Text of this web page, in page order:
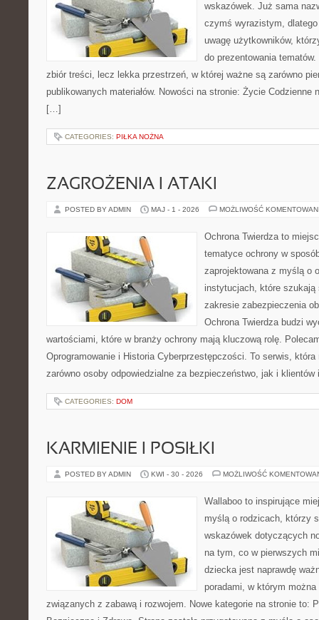
wskazówek. Już sama
czymś wyrazistym,
uwagę użytkowników,
do prezentowania
zbiór treści, lecz lekka przestrzeń, w której ważne są zarówno
publikowanych materiałów. Nowości na stronie: Życie Codzienne
[…]
CATEGORIES: PIŁKA NOŻNA
ZAGROŻENIA I ATAKI
POSTED BY ADMIN MAJ - 1 - 2026 MOŻLIWOŚĆ
Ochrona Twierdza to
tematyce ochrony w
zaprojektowana z myślą o
instytucjach, które szukają
zakresie zabezpieczenia
Ochrona Twierdza budzi
wartościami, które w branży ochrony mają kluczową rolę.
Oprogramowanie i Historia Cyberprzestępczości. To serwis,
zarówno osoby odpowiedzialne za bezpieczeństwo, jak i
CATEGORIES: DOM
KARMIENIE I POSIŁKI
POSTED BY ADMIN KWI - 30 - 2026 MOŻLIWOŚĆ
Wallaboo to inspirujące
myślą o rodzicach, którzy
wskazówek dotyczących
na tym, co w pierwszych
dziecka jest naprawdę
poradami, w którym
związanych z zabawą i rozwojem. Nowe kategorie na stronie to: